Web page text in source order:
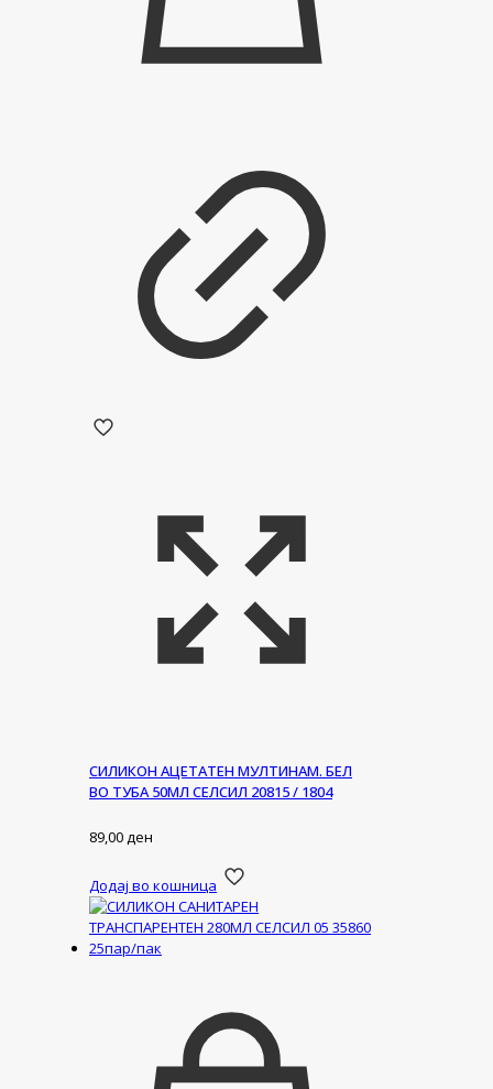
СИЛИКОН АЦЕТАТЕН МУЛТИНАМ. БЕЛ
ВО ТУБА 50МЛ СЕЛСИЛ 20815 / 1804
89,00ден
Додај во кошница